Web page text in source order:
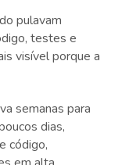
pulavam
testes e
visível porque a
semanas para
dias,
código,